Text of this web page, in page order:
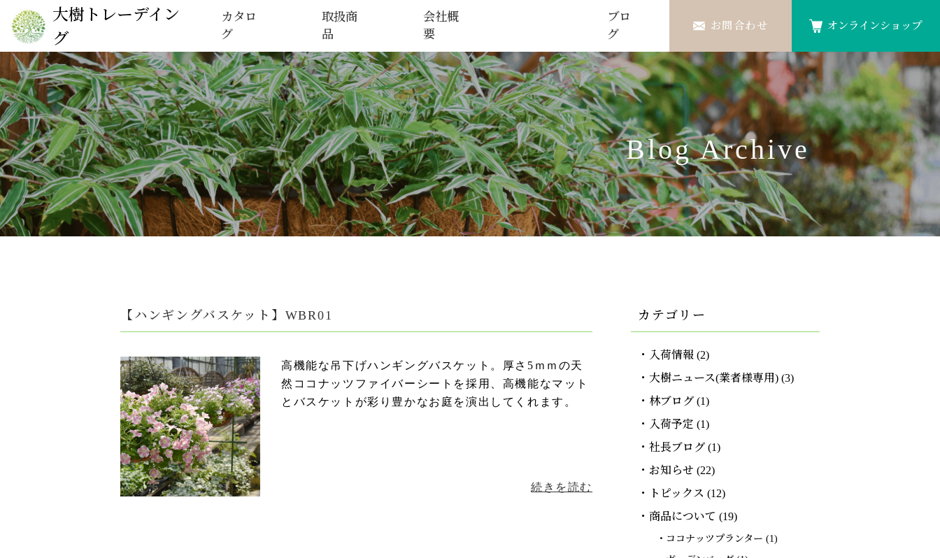
大樹トレーデイン
グ
カタロ
グ
取扱商
品
会社概
要
ブロ
グ
お問合わせ オンラインショップ
Blog Archive
【ハンギングバスケット】WBR01
高機能な吊下げハンギングバスケット。厚さ5ｍｍの天
然ココナッツファイバーシートを採用、高機能なマット
とバスケットが彩り豊かなお庭を演出してくれます。
続きを読む
カテゴリー
入荷情報 (2)
大樹ニュース(業者様専用) (3)
林ブログ (1)
入荷予定 (1)
社長ブログ (1)
お知らせ (22)
トピックス (12)
商品について (19)
ココナッツプランター (1)